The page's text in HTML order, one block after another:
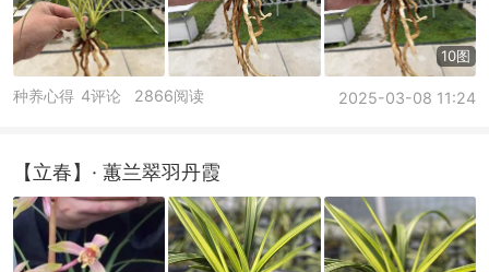
10图
种养心得 2025-03-08 11:24
4评论 2866阅读
【立春】· 蕙兰翠羽丹霞